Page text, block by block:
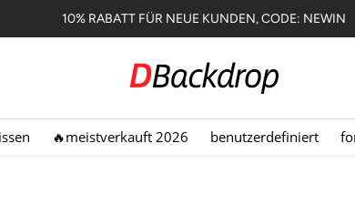
KOSTENFREIE LIEFERUNG ÜBER €119+
Dbackdrop.de
🔥meistverkauft 2026 benutzerdefiniert